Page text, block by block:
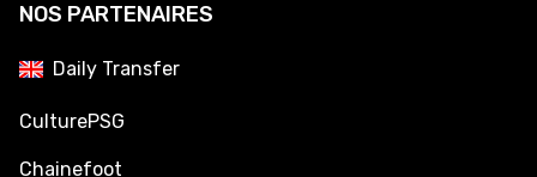
NOS PARTENAIRES
Daily Transfer
CulturePSG
Chainefoot